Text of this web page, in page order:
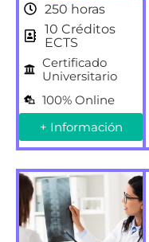
250 horas
10 Créditos
ECTS
Certificado
Universitario
100% Online
+ Información